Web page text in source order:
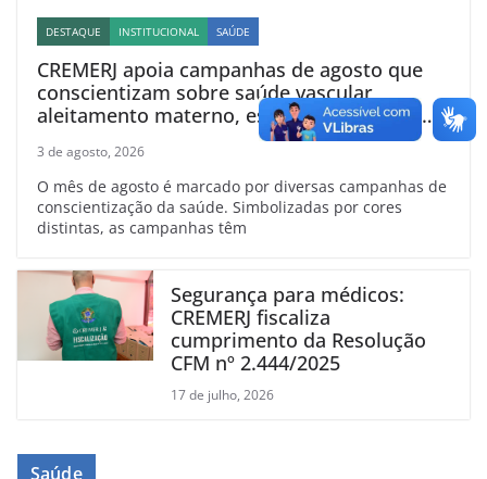
DESTAQUE INSTITUCIONAL SAÚDE
CREMERJ apoia campanhas de agosto que
conscientizam sobre saúde vascular,
aleitamento materno, esclerose múltipla e
3 de agosto, 2026
O mês de agosto é marcado por diversas campanhas de
conscientização da saúde. Simbolizadas por cores
distintas, as campanhas têm
Segurança para médicos:
CREMERJ fiscaliza
cumprimento da Resolução
CFM nº 2.444/2025
17 de julho, 2026
Saúde